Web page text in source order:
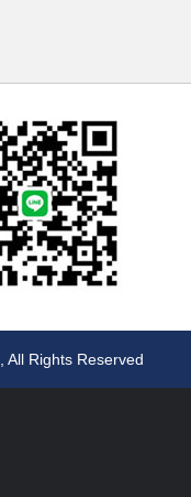
, All Rights Reserved